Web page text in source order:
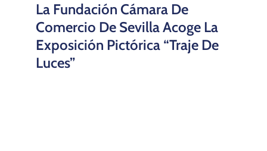
La Fundación Cámara De
Comercio De Sevilla Acoge La
Exposición Pictórica “Traje De
Luces”